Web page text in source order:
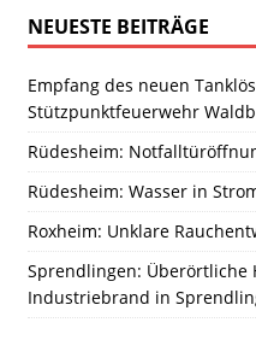
NEUESTE BEITRÄGE
Empfang des neuen
Stützpunktfeuerwehr
Rüdesheim:
Rüdesheim: Wasser in
Roxheim: Unklare
Sprendlingen: Überörtliche
Industriebrand in